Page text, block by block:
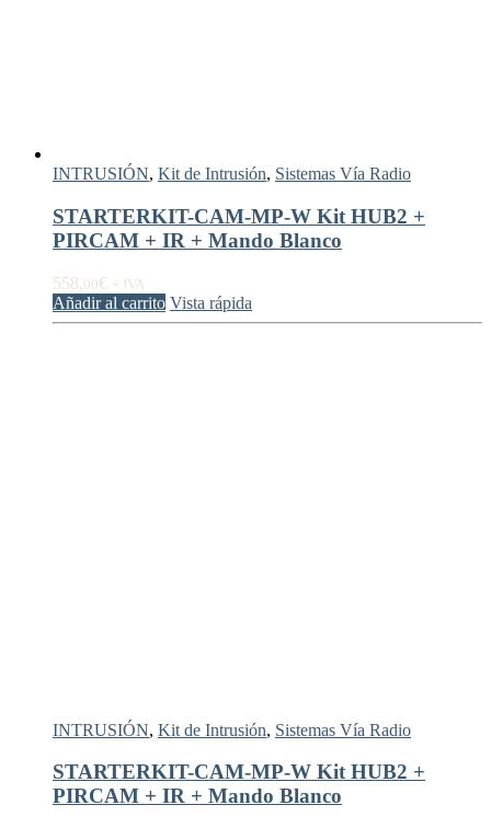
INTRUSIÓN, Kit de Intrusión, Sistemas Vía Radio
STARTERKIT-CAM-MP-W Kit HUB2 +
PIRCAM + IR + Mando Blanco
558,00€ + IVA
Añadir al carrito Vista rápida
INTRUSIÓN, Kit de Intrusión, Sistemas Vía Radio
STARTERKIT-CAM-MP-W Kit HUB2 +
PIRCAM + IR + Mando Blanco